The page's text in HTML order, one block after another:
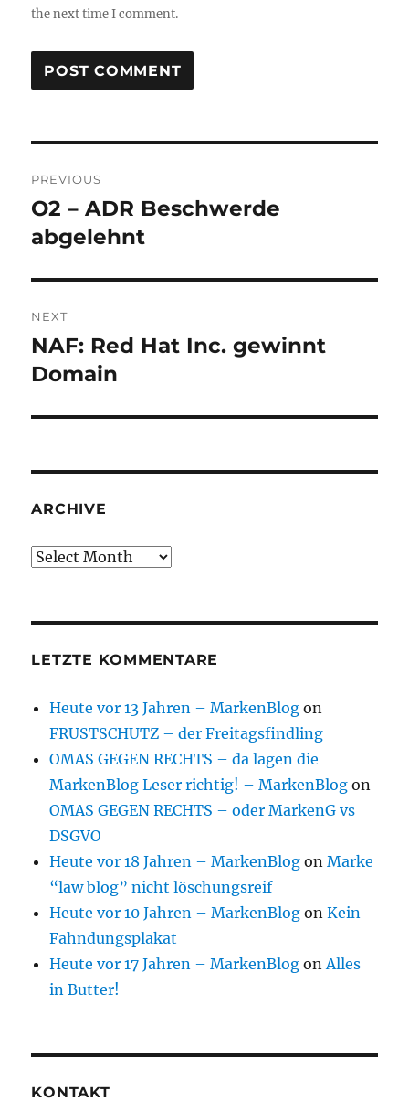
the next time I comment.
navigation
PREVIOUS
Previous
post:
O2 – ADR Beschwerde
abgelehnt
NEXT
Next
post:
NAF: Red Hat Inc. gewinnt
Domain
ARCHIVE
Archive
LETZTE KOMMENTARE
Heute vor 13 Jahren – MarkenBlog on
FRUSTSCHUTZ – der Freitagsfindling
OMAS GEGEN RECHTS – da lagen die
MarkenBlog Leser richtig! – MarkenBlog on
OMAS GEGEN RECHTS – oder MarkenG vs
DSGVO
Heute vor 18 Jahren – MarkenBlog onMarke
“law blog” nicht löschungsreif
Heute vor 10 Jahren – MarkenBlog onKein
Fahndungsplakat
Heute vor 17 Jahren – MarkenBlog onAlles
in Butter!
KONTAKT